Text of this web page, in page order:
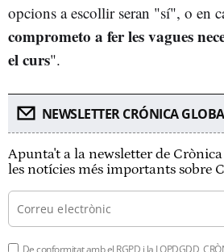
opcions a escollir seran "sí", o en
comprometo a fer les vagues
el curs".
NEWSLETTER CRÓNICA
Apunta't a la newsletter de
les notícies més importants sobre
De conformitat amb el RGPD i la LOPDGDD,